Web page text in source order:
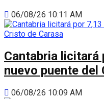
06/08/26 10:11 AM
Cantabria licitará
nuevo puente del
06/08/26 10:09 AM